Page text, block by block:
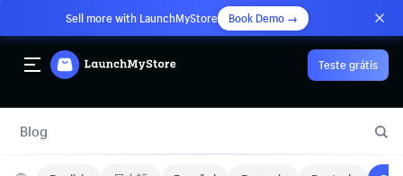
Sell more with LaunchMyStore Book Demo →
Teste grátis
Blog